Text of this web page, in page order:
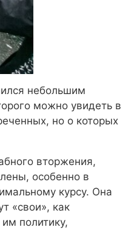
небольшим
можно увидеть в
но о которых
вторжения,
особенно в
курсу. Она
«свои», как
политику,